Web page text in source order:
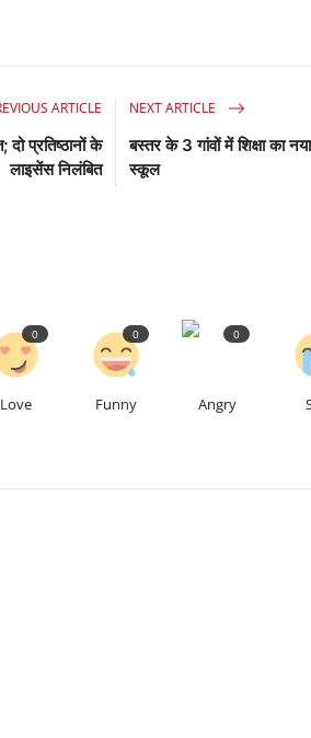
ARTICLE
प्रतिष्ठानों के
लाइसेंस निलंबित
NEXT ARTICLE
बस्तर के 3 गांवों में शिक्षा का
स्कूल
Love
0
Funny
0
Angry
0